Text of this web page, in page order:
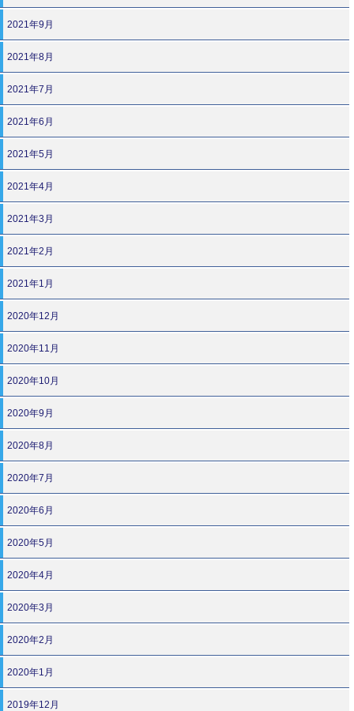
2021年9月
2021年8月
2021年7月
2021年6月
2021年5月
2021年4月
2021年3月
2021年2月
2021年1月
2020年12月
2020年11月
2020年10月
2020年9月
2020年8月
2020年7月
2020年6月
2020年5月
2020年4月
2020年3月
2020年2月
2020年1月
2019年12月